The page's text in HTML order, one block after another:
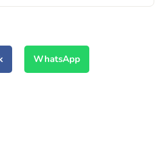
WhatsApp